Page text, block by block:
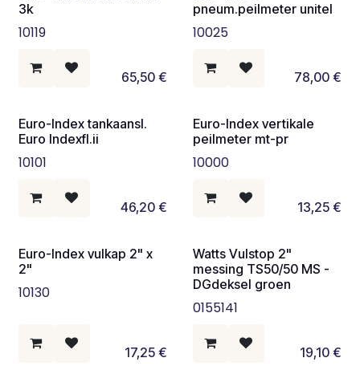
3k
10119
65,50€
pneum.peilmeter unitel
10025
78,00€
Euro-Index tankaansl.
Euro Indexfl.ii
10101
46,20€
Euro-Index vertikale
peilmeter mt-pr
10000
13,25€
Euro-Index vulkap 2" x
2"
10130
17,25€
Watts Vulstop 2"
messing TS50/50 MS -
DGdeksel groen
0155141
19,10€